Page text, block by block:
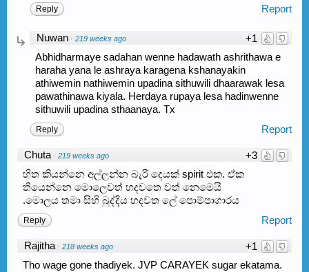
Report
Reply
+1
Nuwan · 219 weeks ago
Abhidharmaye sadahan wenne hadawath ashrithawa e
haraha yana le ashraya karagena kshanayakin
athiwemin nathiwemin upadina sithuwili dhaarawak lesa
pawathinawa kiyala. Herdaya rupaya lesa hadinwenne
sithuwili upadina sthaanaya. Tx
Report
Reply
+3
Chuta · 219 weeks ago
හිත කියන්නෙ අල්ලන්න බැරි දෙයක් spirit එක. ඒක
තියෙන්නෙ මොලෙවත් හදවතෙ වත් නෙමෙයි
.මොලය තමා සිහි බුද්දිය හදවත ලේ පොම්පාගාරය
Report
Reply
+1
Rajitha · 218 weeks ago
Tho wage gone thadiyek. JVP CARAYEK sugar ekatama.